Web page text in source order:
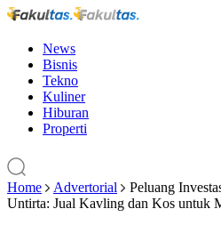
News
Bisnis
Tekno
Kuliner
Hiburan
Properti
Home Advertorial
Peluang
Untirta: Jual Kavling dan Kos untuk